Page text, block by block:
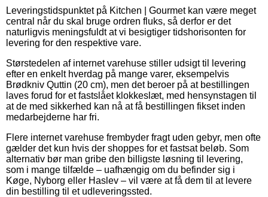
Leveringstidspunktet på Kitchen | Gourmet kan være meget
central når du skal bruge ordren fluks, så derfor er det
naturligvis meningsfuldt at vi besigtiger tidshorisonten for
levering for den respektive vare.
Størstedelen af internet varehuse stiller udsigt til levering
efter en enkelt hverdag på mange varer, eksempelvis
Brødkniv Quttin (20 cm), men det beroer på at bestillingen
laves forud for et fastslået klokkeslæt, med hensynstagen til
at de med sikkerhed kan nå at få bestillingen fikset inden
medarbejderne har fri.
Flere internet varehuse frembyder fragt uden gebyr, men ofte
gælder det kun hvis der shoppes for et fastsat beløb. Som
alternativ bør man gribe den billigste løsning til levering,
som i mange tilfælde – uafhængig om du befinder sig i
Køge, Nyborg eller Haslev – vil være at få dem til at levere
din bestilling til et udleveringssted.